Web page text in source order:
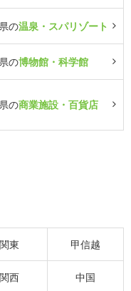
の温泉・スパリゾート
の博物館・科学館
の商業施設・百貨店
関東 甲信越
関西 中国